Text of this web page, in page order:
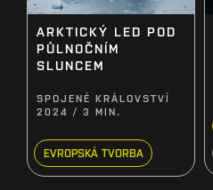
ARKTICKÝ LED POD
PŮLNOČNÍM
SLUNCEM
SPOJENÉ KRÁLOVSTVÍ
2024 / 3 MIN.
EVROPSKÁ TVORBA